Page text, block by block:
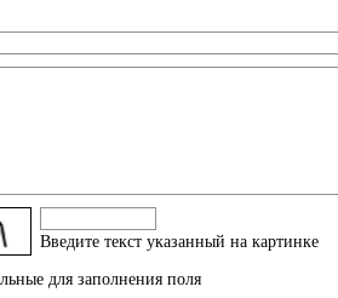
Введите текcт указанный на картинке
для заполнения поля